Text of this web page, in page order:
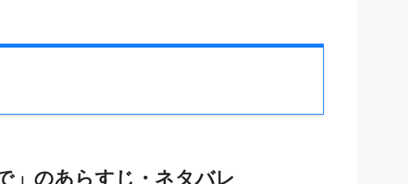
」のあらすじ・ネタバレ